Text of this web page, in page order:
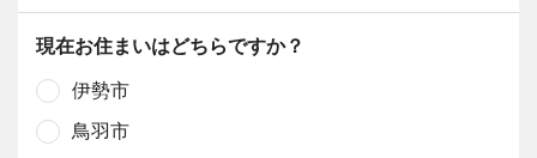
現在お住まいはどちらですか？
伊勢市
鳥羽市